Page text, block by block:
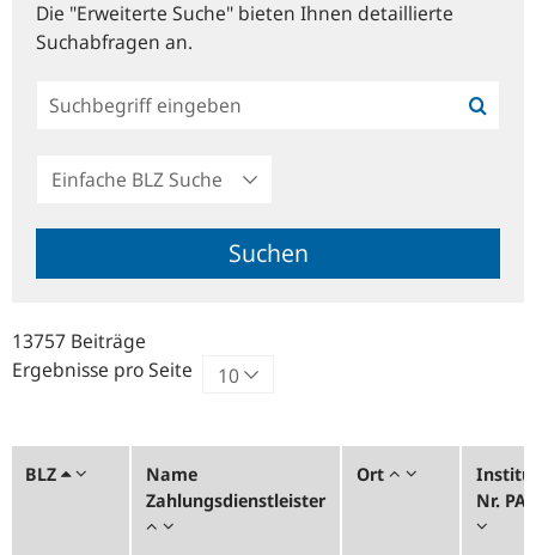
Die "Erweiterte Suche" bieten Ihnen detaillierte
Suchabfragen an.
Einfache
Suche
Suchen
13757 Beiträge
Ergebnisse pro Seite
BLZ
Name
Zahlungsdienstleister
Ort
Nr.